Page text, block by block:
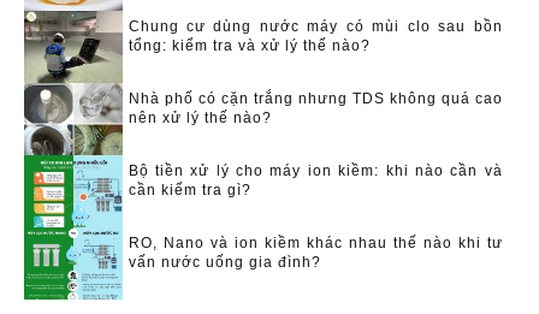
Chung cư dùng nước máy có mùi clo sau bồn
tổng: kiểm tra và xử lý thế nào?
Nhà phố có cặn trắng nhưng TDS không quá cao
nên xử lý thế nào?
Bộ tiền xử lý cho máy ion kiềm: khi nào cần và
cần kiểm tra gì?
RO, Nano và ion kiềm khác nhau thế nào khi tư
vấn nước uống gia đình?